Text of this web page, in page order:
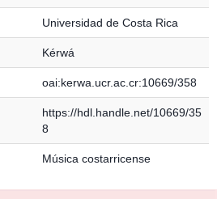
Universidad de Costa Rica
Kérwá
oai:kerwa.ucr.ac.cr:10669/358
https://hdl.handle.net/10669/35
8
Música costarricense